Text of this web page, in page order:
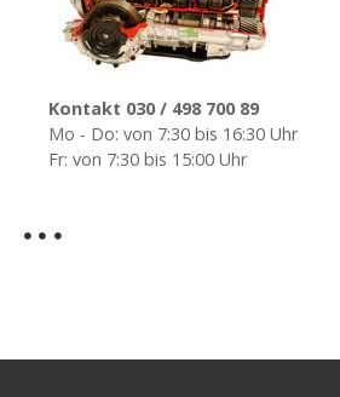
Kontakt 030 / 498 700 89
Mo - Do: von 7:30 bis 16:30 Uhr
Fr: von 7:30 bis 15:00 Uhr